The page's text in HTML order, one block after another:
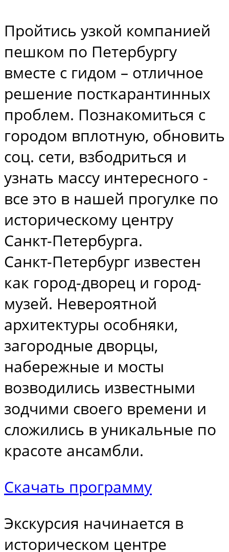
Пройтись узкой компанией
пешком по Петербургу
вместе с гидом – отличное
решение посткарантинных
проблем. Познакомиться с
городом вплотную, обновить
соц. сети, взбодриться и
узнать массу интересного -
все это в нашей прогулке по
историческому центру
Санкт-Петербурга.
Санкт-Петербург известен
как город-дворец и город-
музей. Невероятной
архитектуры особняки,
загородные дворцы,
набережные и мосты
возводились известными
зодчими своего времени и
сложились в уникальные по
красоте ансамбли.
Скачать программу
Экскурсия начинается в
историческом центре